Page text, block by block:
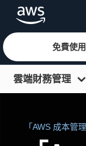
跳至主要內容
免費使用
雲端財務管理
服務
「AWS 成本管